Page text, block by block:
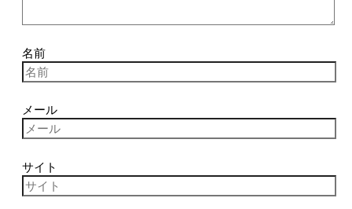
名前
メール
サイト